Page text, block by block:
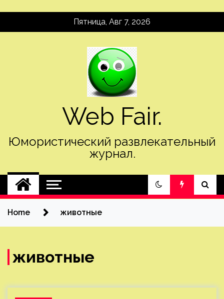
Пятница, Авг 7, 2026
Web Fair.
Юмористический развлекательный
журнал.
Home животные
животные